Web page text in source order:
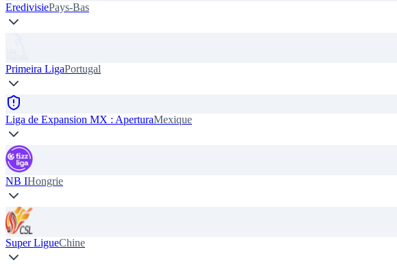
EredivisiePays-Bas
Primeira LigaPortugal
Liga de Expansion MX : AperturaMexique
NB IHongrie
Super LigueChine